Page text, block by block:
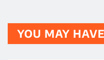
YOU MAY